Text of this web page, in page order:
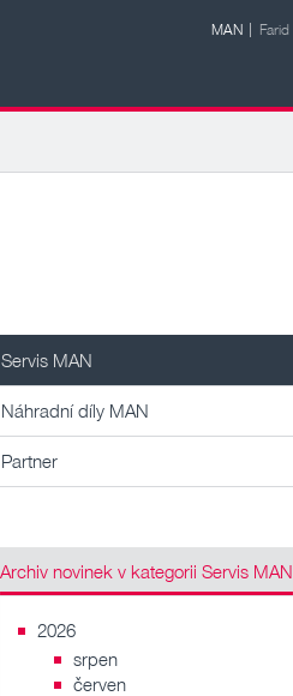
MAN Farid
Servis MAN
Náhradní díly MAN
Partner
Archiv novinek v kategorii Servis MAN
2026
srpen
červen